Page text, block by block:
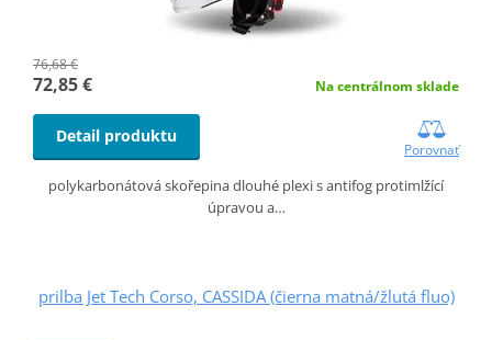
76,68 €
72,85 € Na centrálnom sklade
Detail produktu
Porovnať
polykarbonátová skořepina dlouhé plexi s antifog protimlžící
úpravou a…
prilba Jet Tech Corso, CASSIDA (čierna matná/žlutá fluo)